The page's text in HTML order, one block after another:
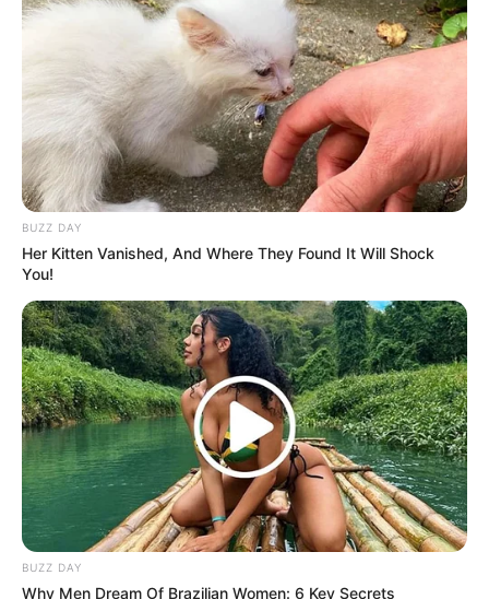
LIHAT ARTIKEL LAINNYA
BUZZ DAY
Her Kitten Vanished, And Where They Found It Will Shock
You!
BUZZ DAY
Why Men Dream Of Brazilian Women: 6 Key Secrets